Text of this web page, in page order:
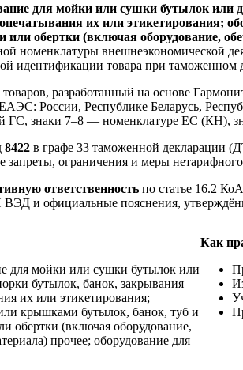
для мойки или сушки бутылок или
их или этикетирования;
обертки (включая оборудование,
номенклатуры внешнеэкономической
идентификации товара при таможенном
разработанный на основе
России, Республике Беларусь,
ГС, знаки 7–8 — номенклатуре ЕС (КН),
8422 в графе 33 таможенной декларации
ограничения и меры
ответственность по статье 16.2
и официальные пояснения,
для мойки или сушки бутылок или
бутылок, банок, закрывания
их или этикетирования;
крышками бутылок, банок, туб и
обертки (включая оборудование,
прочее; оборудование для
Как